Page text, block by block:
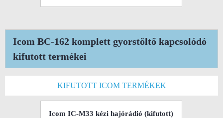
Icom BC-162 komplett gyorstöltő kapcsolódó
kifutott termékei
KIFUTOTT ICOM TERMÉKEK
Icom IC-M33 kézi hajórádió (kifutott)